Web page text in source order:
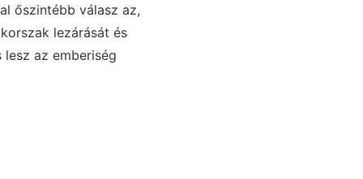
őszintébb válasz az,
lezárását és
az emberiség